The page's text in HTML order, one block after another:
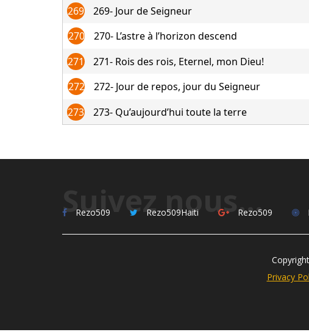
269
269- Jour de Seigneur
270
270- L’astre à l’horizon descend
271
271- Rois des rois, Eternel, mon Dieu!
272
272- Jour de repos, jour du Seigneur
273
273- Qu’aujourd’hui toute la terre
Suivez nous...
Rezo509 Rezo509Haiti Rezo509
Privacy